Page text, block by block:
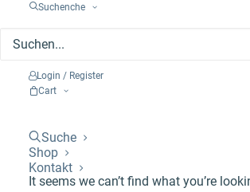
Suchenche
Login / Register
Cart
Suche
Shop
Kontakt
Nichts gefunden
It seems we can’t find what you’re